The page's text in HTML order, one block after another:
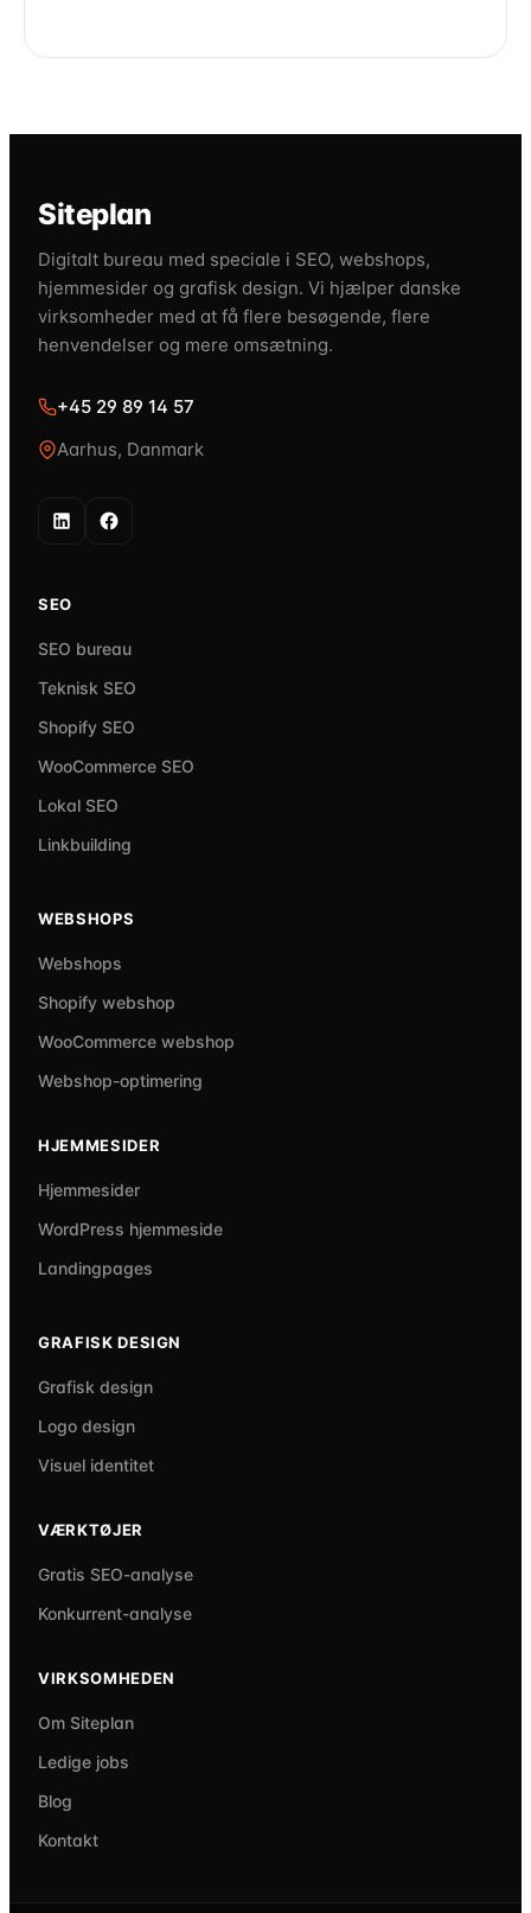
Siteplan
Digitalt bureau med speciale i SEO, webshops,
hjemmesider og grafisk design. Vi hjælper danske
virksomheder med at få flere besøgende, flere
henvendelser og mere omsætning.
+45 29 89 14 57
Aarhus, Danmark
SEO
SEO bureau
Teknisk SEO
Shopify SEO
WooCommerce SEO
Lokal SEO
Linkbuilding
WEBSHOPS
Webshops
Shopify webshop
WooCommerce webshop
Webshop-optimering
HJEMMESIDER
Hjemmesider
WordPress hjemmeside
Landingpages
GRAFISK DESIGN
Grafisk design
Logo design
Visuel identitet
VÆRKTØJER
Gratis SEO-analyse
Konkurrent-analyse
VIRKSOMHEDEN
Om Siteplan
Ledige jobs
Blog
Kontakt